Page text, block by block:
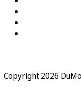
Copyright 2026